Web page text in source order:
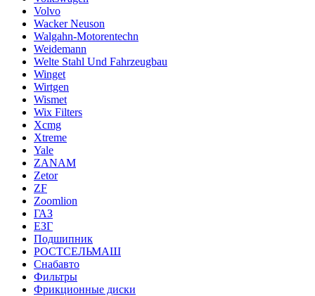
Volvo
Wacker Neuson
Walgahn-Motorentechn
Weidemann
Welte Stahl Und Fahrzeugbau
Winget
Wirtgen
Wismet
Wix Filters
Xcmg
Xtreme
Yale
ZANAM
Zetor
ZF
Zoomlion
ГАЗ
ЕЗГ
Подшипник
РОСТСЕЛЬМАШ
Снабавто
Фильтры
Фрикционные диски